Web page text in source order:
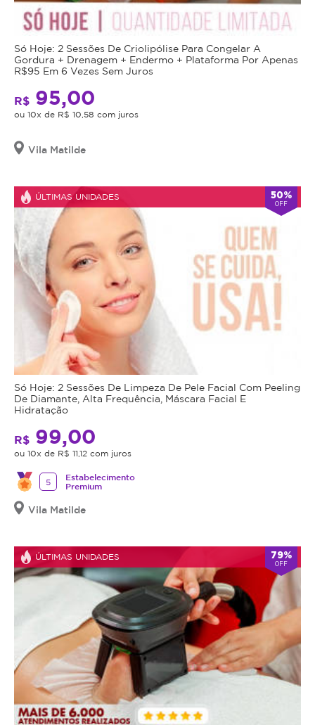
Só Hoje: 2 Sessões De Criolipólise Para Congelar A
Gordura + Drenagem + Endermo + Plataforma Por Apenas
R$95 Em 6 Vezes Sem Juros
R$ 95,00
ou 10x de R$ 10,58 com juros
Vila Matilde
ÚLTIMAS UNIDADES 50%
OFF
Só Hoje: 2 Sessões De Limpeza De Pele Facial Com Peeling
De Diamante, Alta Frequência, Máscara Facial E
Hidratação
R$ 99,00
ou 10x de R$ 11,12 com juros
5
Estabelecimento
Premium
Vila Matilde
ÚLTIMAS UNIDADES 79%
OFF